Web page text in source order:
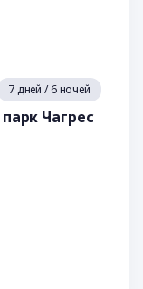
7 дней / 6 ночей
Чагрес